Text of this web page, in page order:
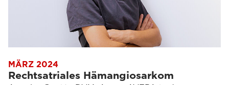
MÄRZ 2024
Rechtsatriales Hämangiosarkom